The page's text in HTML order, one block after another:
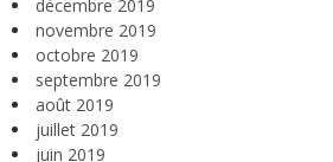
décembre 2019
novembre 2019
octobre 2019
septembre 2019
août 2019
juillet 2019
juin 2019